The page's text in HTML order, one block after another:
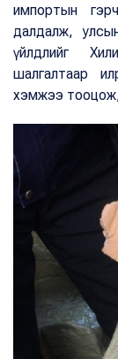
импортын
далдалж,
үйлдлийг
шалгалтаар
хэмжээ тооцож,